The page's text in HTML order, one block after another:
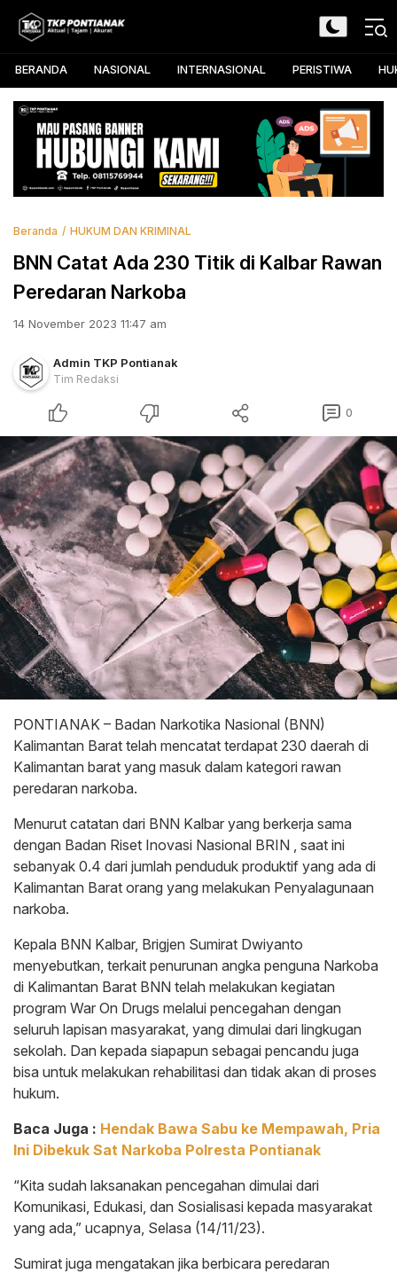
TKP Pontianak
Aktual, Tajam, dan Akurat
BERANDA NASIONAL INTERNASIONAL PERISTIWA
Beranda HUKUM DAN KRIMINAL
BNN Catat Ada 230 Titik di Kalbar Rawan
Peredaran Narkoba
14 November 2023 11:47 am
Admin TKP Pontianak
Tim Redaksi
0
PONTIANAK – Badan Narkotika Nasional (BNN)
Kalimantan Barat telah mencatat terdapat 230 daerah di
Kalimantan barat yang masuk dalam kategori rawan
peredaran narkoba.
Menurut catatan dari BNN Kalbar yang berkerja sama
dengan Badan Riset Inovasi Nasional BRIN , saat ini
sebanyak 0.4 dari jumlah penduduk produktif yang ada di
Kalimantan Barat orang yang melakukan Penyalagunaan
narkoba.
Kepala BNN Kalbar, Brigjen Sumirat Dwiyanto
menyebutkan, terkait penurunan angka penguna Narkoba
di Kalimantan Barat BNN telah melakukan kegiatan
program War On Drugs melalui pencegahan dengan
seluruh lapisan masyarakat, yang dimulai dari lingkugan
sekolah. Dan kepada siapapun sebagai pencandu juga
bisa untuk melakukan rehabilitasi dan tidak akan di proses
hukum.
Baca Juga : Hendak Bawa Sabu ke Mempawah, Pria
Ini Dibekuk Sat Narkoba Polresta Pontianak
“Kita sudah laksanakan pencegahan dimulai dari
Komunikasi, Edukasi, dan Sosialisasi kepada masyarakat
yang ada,” ucapnya, Selasa (14/11/23).
Sumirat juga mengatakan jika berbicara peredaran